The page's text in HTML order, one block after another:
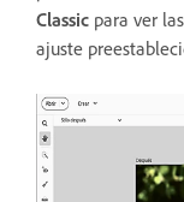
Classic para ver
ajuste